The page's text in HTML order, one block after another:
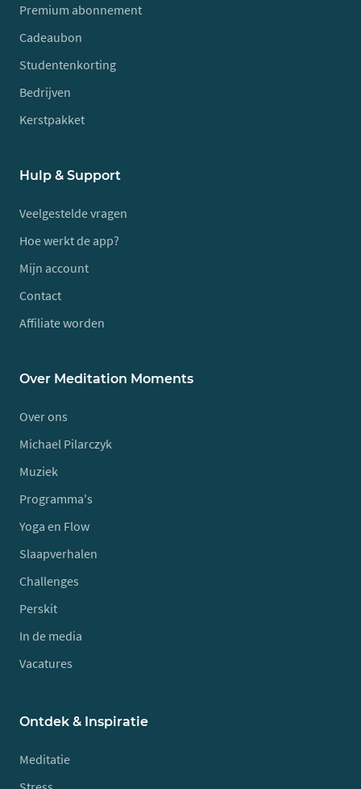
Premium abonnement
Cadeaubon
Studentenkorting
Bedrijven
Kerstpakket
Hulp & Support
Veelgestelde vragen
Hoe werkt de app?
Mijn account
Contact
Affiliate worden
Over Meditation Moments
Over ons
Michael Pilarczyk
Muziek
Programma's
Yoga en Flow
Slaapverhalen
Challenges
Perskit
In de media
Vacatures
Ontdek & Inspiratie
Meditatie